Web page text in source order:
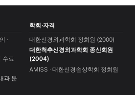
·
수료
과 분
학회·자격
대한신경외과학회 정회원 (2000)
대한척추신경외과학회 종신회원
(2004)
AMISS · 대한신경손상학회 정회원